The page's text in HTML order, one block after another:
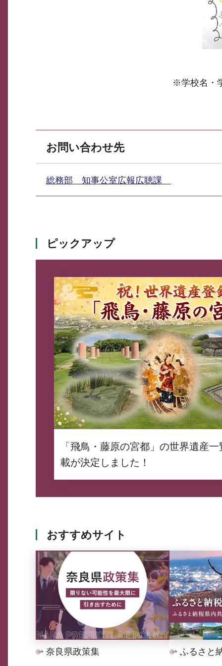
※学校名・
お問い合わせ先
総務部 知事公室広報広聴課
ピックアップ
「飛鳥・藤原の宮都」の世界遺産
載が決定しました！
おすすめサイト
奈良県政策集 ふるさと